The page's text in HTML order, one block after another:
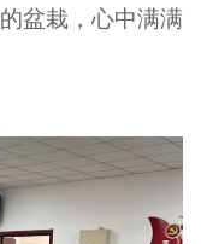
盆栽，心中满满